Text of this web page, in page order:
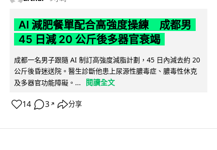
AI 減肥餐單配合高強度操練 成都男
45 日減 20 公斤後多器官衰竭
成都一名男子跟隨 AI 制訂高強度減脂計劃，45 日內減去約 20
公斤後昏迷送院。醫生診斷他患上尿源性膿毒症、膿毒性休克
及多器官功能障礙。...
閱讀全文
14 3 ↗ 分享